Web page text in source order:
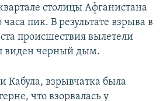
столицы Афганистана
пик. В результате взрыва в
происшествия вылетели
виден черный дым.
взрывчатка была
что взорвалась у